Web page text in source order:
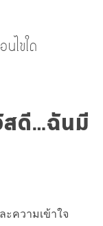
ไขใด
ดี…ฉันมี
ความเข้าใจ